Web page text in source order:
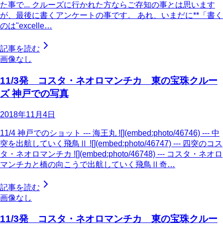
た事で... クルーズに行かれた方ならご存知の事とは思います
が、最後に書くアンケートの事です。 あれ、いまだに**「書く
のは"excelle…
記事を読む
画像なし
11/3発 コスタ・ネオロマンチカ 東の宝珠クルー
ズ 神戸での写真
2018年11月4日
11/4 神戸でのショット --- 海王丸 ![](embed:photo/46746) --- 中
突を出航していく飛鳥Ⅱ ![](embed:photo/46747) --- 四突のコス
タ・ネオロマンチカ ![](embed:photo/46748) --- コスタ・ネオロ
マンチカと橋の向こうで出航していく飛鳥Ⅱ奇…
記事を読む
画像なし
11/3発 コスタ・ネオロマンチカ 東の宝珠クルー